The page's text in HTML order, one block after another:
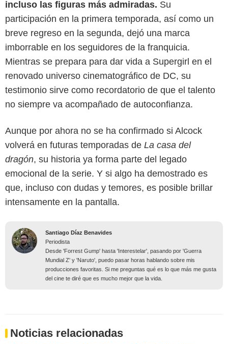
incluso las figuras más admiradas. Su
participación en la primera temporada, así como un
breve regreso en la segunda, dejó una marca
imborrable en los seguidores de la franquicia.
Mientras se prepara para dar vida a Supergirl en el
renovado universo cinematográfico de DC, su
testimonio sirve como recordatorio de que el talento
no siempre va acompañado de autoconfianza.
Aunque por ahora no se ha confirmado si Alcock
volverá en futuras temporadas de La casa del
dragón, su historia ya forma parte del legado
emocional de la serie. Y si algo ha demostrado es
que, incluso con dudas y temores, es posible brillar
intensamente en la pantalla.
Santiago Díaz Benavides
Periodista
Desde 'Forrest Gump' hasta 'Interestelar', pasando por 'Guerra
Mundial Z' y 'Naruto', puedo pasar horas hablando sobre mis
producciones favoritas. Si me preguntas qué es lo que más me gusta
del cine te diré que es mucho mejor que la vida.
Noticias relacionadas